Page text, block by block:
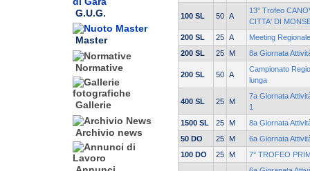
G.U.G.
Master
Normative
Gallerie
Archivio news
100 SL 50 A
13° Trofeo
CITTA' DI
200 SL
25 A
Meeting
200 SL
25 M 8a Giornata
200 SL 50 A
Campionato
lunga
400 SL 25 M
7a Giornata
1
1500 SL
25 M
8a Giornata
50 DO
25 M
6a Giornata
100 DO
25 M 7° TROFEO